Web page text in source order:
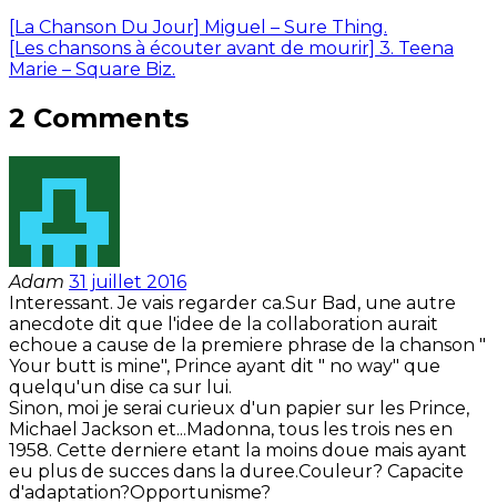
[La Chanson Du Jour] Miguel – Sure Thing.
[Les chansons à écouter avant de mourir] 3. Teena
Marie – Square Biz.
2 Comments
Adam 31 juillet 2016
Interessant. Je vais regarder ca.Sur Bad, une autre
anecdote dit que l'idee de la collaboration aurait
echoue a cause de la premiere phrase de la chanson "
Your butt is mine", Prince ayant dit " no way" que
quelqu'un dise ca sur lui.
Sinon, moi je serai curieux d'un papier sur les Prince,
Michael Jackson et...Madonna, tous les trois nes en
1958. Cette derniere etant la moins doue mais ayant
eu plus de succes dans la duree.Couleur? Capacite
d'adaptation?Opportunisme?